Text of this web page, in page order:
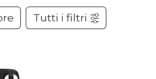
più
economico
Tutti i filtri